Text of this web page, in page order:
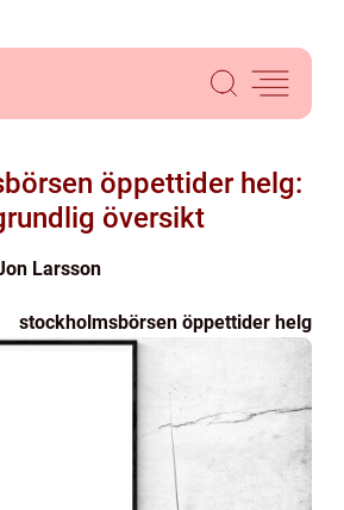
öppettider helg:
översikt
Larsson
stockholmsbörsen öppettider helg